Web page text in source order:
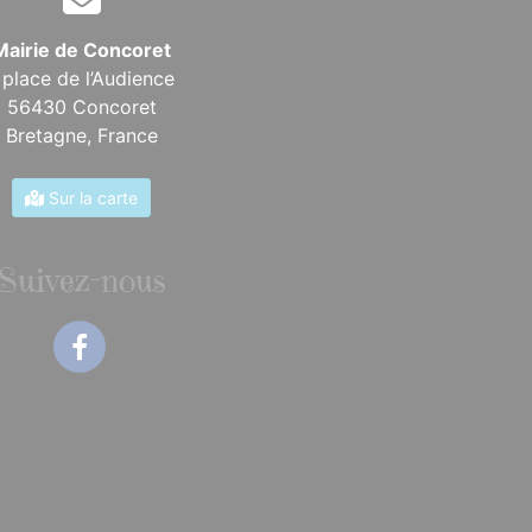
de Concoret
place de l’Audience
56430 Concoret
Bretagne, France
Sur la carte
Suivez-nous